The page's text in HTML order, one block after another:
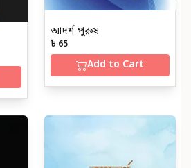
আদর্শ পুরুষ
৳ 65
Add to Cart